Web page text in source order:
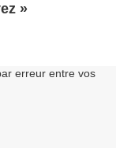
»